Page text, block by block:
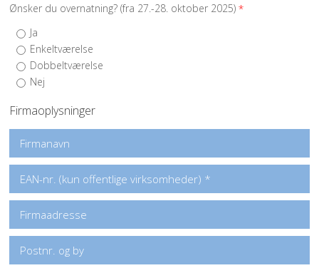
Ønsker du overnatning? (fra 27.-28. oktober 2025)*
Ja
Enkeltværelse
Dobbeltværelse
Nej
Firmaoplysninger